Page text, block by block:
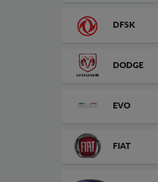
DFSK
DODGE
EVO
FIAT